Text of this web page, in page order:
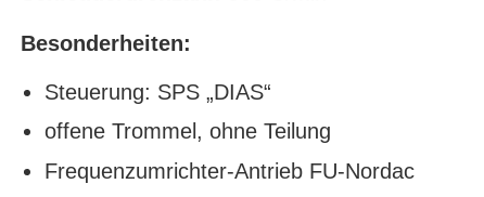
Besonderheiten:
Steuerung: SPS „DIAS“
offene Trommel, ohne Teilung
Frequenzumrichter-Antrieb FU-Nordac